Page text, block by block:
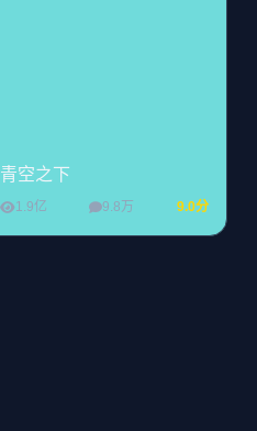
青空之下
1.9亿 9.8万 9.0分